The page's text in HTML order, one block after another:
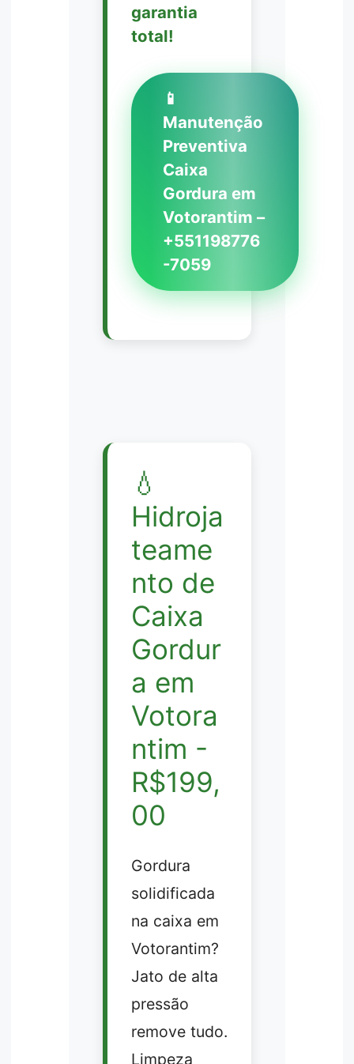
garantia
total!
📱
Manutenção
Preventiva
Caixa
Gordura em
Votorantim –
+551198776
-7059
💧
Hidroja
teame
nto de
Caixa
Gordur
a em
Votora
ntim -
R$199,
00
Gordura
solidificada
na caixa em
Votorantim?
Jato de alta
pressão
remove tudo.
Limpeza